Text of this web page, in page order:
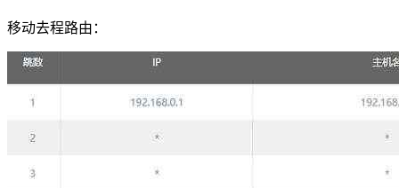
移动去程路由：